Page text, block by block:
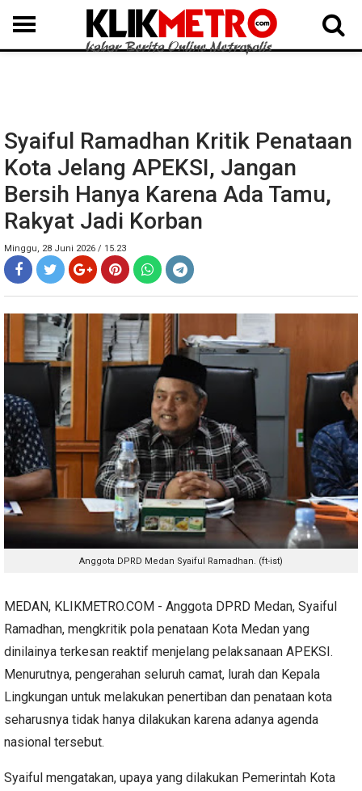
MEDAN LANGKAT DAIRI SAMOSIR TAPUT BATUBARA DELISERDANG
Syaiful Ramadhan Kritik Penataan
Kota Jelang APEKSI, Jangan
Bersih Hanya Karena Ada Tamu,
Rakyat Jadi Korban
Minggu, 28 Juni 2026 / 15.23
Anggota DPRD Medan Syaiful Ramadhan. (ft-ist)
MEDAN, KLIKMETRO.COM - Anggota DPRD Medan, Syaiful
Ramadhan, mengkritik pola penataan Kota Medan yang
dinilainya terkesan reaktif menjelang pelaksanaan APEKSI.
Menurutnya, pengerahan seluruh camat, lurah dan Kepala
Lingkungan untuk melakukan penertiban dan penataan kota
seharusnya tidak hanya dilakukan karena adanya agenda
nasional tersebut.
Syaiful mengatakan, upaya yang dilakukan Pemerintah Kota